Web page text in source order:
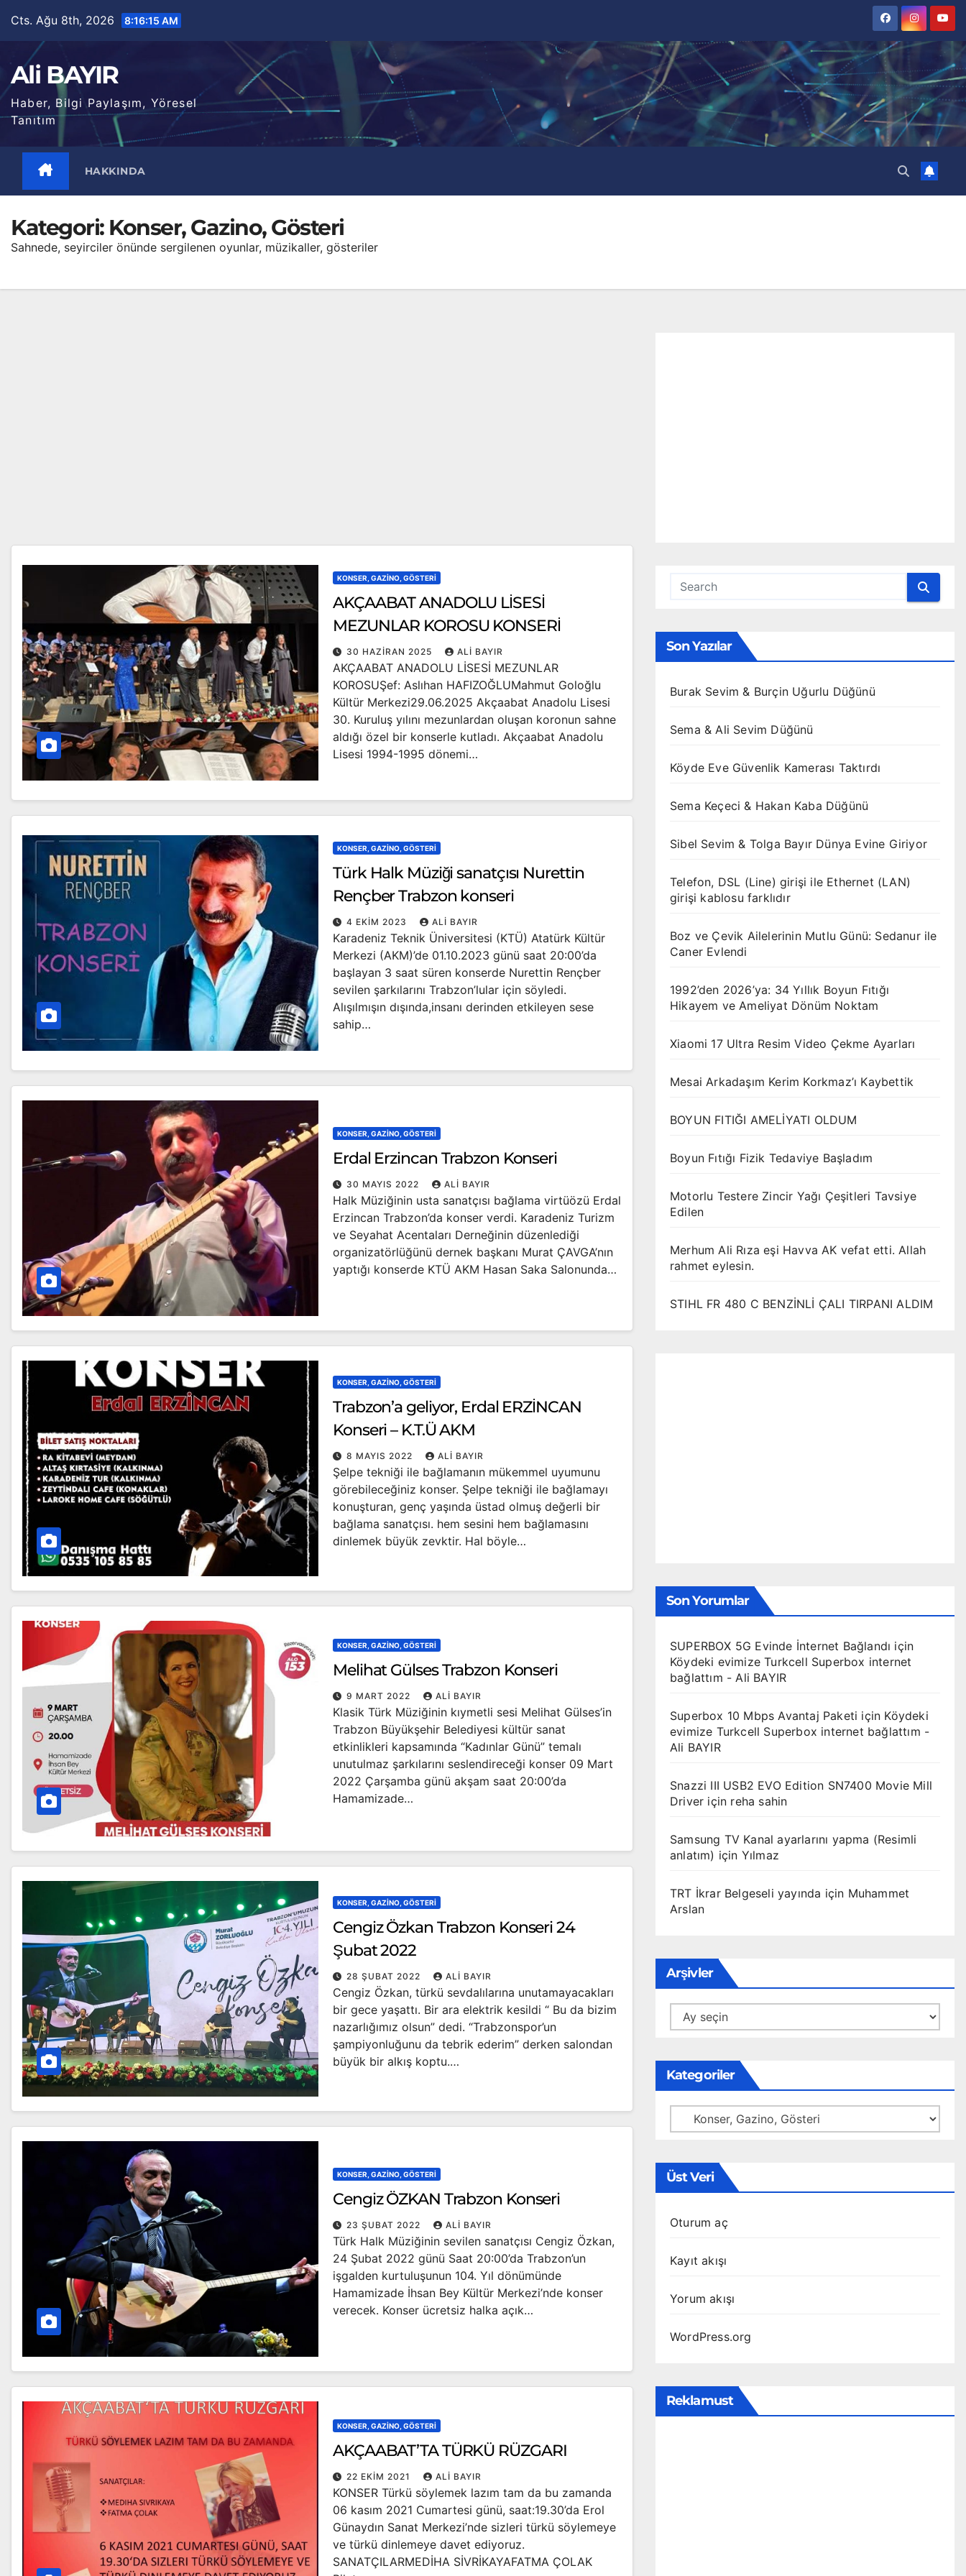
content
Cts. Ağu 8th, 2026 8:16:17 AM
Ali BAYIR
Haber, Bilgi Paylaşım, Yöresel
Tanıtım
HAKKINDA
Kategori: Konser, Gazino, Gösteri
Sahnede, seyirciler önünde sergilenen oyunlar, müzikaller, gösteriler
KONSER, GAZINO, GÖSTERI
AKÇAABAT ANADOLU LİSESİ
MEZUNLAR KOROSU KONSERİ
30 HAZIRAN 2025 ALI BAYIR
AKÇAABAT ANADOLU LİSESİ MEZUNLAR
KOROSUŞef: Aslıhan HAFIZOĞLUMahmut Goloğlu
Kültür Merkezi29.06.2025 Akçaabat Anadolu Lisesi
30. Kuruluş yılını mezunlardan oluşan koronun sahne
aldığı özel bir konserle kutladı. Akçaabat Anadolu
Lisesi 1994-1995 dönemi…
KONSER, GAZINO, GÖSTERI
Türk Halk Müziği sanatçısı Nurettin
Rençber Trabzon konseri
4 EKIM 2023 ALI BAYIR
Karadeniz Teknik Üniversitesi (KTÜ) Atatürk Kültür
Merkezi (AKM)’de 01.10.2023 günü saat 20:00’da
başlayan 3 saat süren konserde Nurettin Rençber
sevilen şarkılarını Trabzon’lular için söyledi.
Alışılmışın dışında,insanı derinden etkileyen sese
sahip…
KONSER, GAZINO, GÖSTERI
Erdal Erzincan Trabzon Konseri
30 MAYIS 2022 ALI BAYIR
Halk Müziğinin usta sanatçısı bağlama virtüözü Erdal
Erzincan Trabzon’da konser verdi. Karadeniz Turizm
ve Seyahat Acentaları Derneğinin düzenlediği
organizatörlüğünü dernek başkanı Murat ÇAVGA’nın
yaptığı konserde KTÜ AKM Hasan Saka Salonunda…
KONSER, GAZINO, GÖSTERI
Trabzon’a geliyor, Erdal ERZİNCAN
Konseri – K.T.Ü AKM
8 MAYIS 2022 ALI BAYIR
Şelpe tekniği ile bağlamanın mükemmel uyumunu
görebileceğiniz konser. Şelpe tekniği ile bağlamayı
konuşturan, genç yaşında üstad olmuş değerli bir
bağlama sanatçısı. hem sesini hem bağlamasını
dinlemek büyük zevktir. Hal böyle…
KONSER, GAZINO, GÖSTERI
Melihat Gülses Trabzon Konseri
9 MART 2022 ALI BAYIR
Klasik Türk Müziğinin kıymetli sesi Melihat Gülses’in
Trabzon Büyükşehir Belediyesi kültür sanat
etkinlikleri kapsamında “Kadınlar Günü” temalı
unutulmaz şarkılarını seslendireceği konser 09 Mart
2022 Çarşamba günü akşam saat 20:00’da
Hamamizade…
KONSER, GAZINO, GÖSTERI
Cengiz Özkan Trabzon Konseri 24
Şubat 2022
28 ŞUBAT 2022 ALI BAYIR
Cengiz Özkan, türkü sevdalılarına unutamayacakları
bir gece yaşattı. Bir ara elektrik kesildi “ Bu da bizim
nazarlığımız olsun” dedi. “Trabzonspor’un
şampiyonluğunu da tebrik ederim” derken salondan
büyük bir alkış koptu.…
KONSER, GAZINO, GÖSTERI
Cengiz ÖZKAN Trabzon Konseri
23 ŞUBAT 2022 ALI BAYIR
Türk Halk Müziğinin sevilen sanatçısı Cengiz Özkan,
24 Şubat 2022 günü Saat 20:00’da Trabzon’un
işgalden kurtuluşunun 104. Yıl dönümünde
Hamamizade İhsan Bey Kültür Merkezi’nde konser
verecek. Konser ücretsiz halka açık…
KONSER, GAZINO, GÖSTERI
AKÇAABAT’TA TÜRKÜ RÜZGARI
22 EKIM 2021 ALI BAYIR
KONSER Türkü söylemek lazım tam da bu zamanda
06 kasım 2021 Cumartesi günü, saat:19.30’da Erol
Günaydın Sanat Merkezi’nde sizleri türkü söylemeye
ve türkü dinlemeye davet ediyoruz.
SANATÇILARMEDİHA SİVRİKAYAFATMA ÇOLAK
Son Yazılar
Burak Sevim & Burçin Uğurlu Düğünü
Sema & Ali Sevim Düğünü
Köyde Eve Güvenlik Kamerası Taktırdı
Sema Keçeci & Hakan Kaba Düğünü
Sibel Sevim & Tolga Bayır Dünya Evine Giriyor
Telefon, DSL (Line) girişi ile Ethernet (LAN)
girişi kablosu farklıdır
Boz ve Çevik Ailelerinin Mutlu Günü: Sedanur ile
Caner Evlendi
1992’den 2026’ya: 34 Yıllık Boyun Fıtığı
Hikayem ve Ameliyat Dönüm Noktam
Xiaomi 17 Ultra Resim Video Çekme Ayarları
Mesai Arkadaşım Kerim Korkmaz’ı Kaybettik
BOYUN FITIĞI AMELİYATI OLDUM
Boyun Fıtığı Fizik Tedaviye Başladım
Motorlu Testere Zincir Yağı Çeşitleri Tavsiye
Edilen
Merhum Ali Rıza eşi Havva AK vefat etti. Allah
rahmet eylesin.
STIHL FR 480 C BENZİNLİ ÇALI TIRPANI ALDIM
Son Yorumlar
SUPERBOX 5G Evinde İnternet Bağlandı için
Köydeki evimize Turkcell Superbox internet
bağlattım - Ali BAYIR
Superbox 10 Mbps Avantaj Paketi için Köydeki
evimize Turkcell Superbox internet bağlattım -
Ali BAYIR
Snazzi III USB2 EVO Edition SN7400 Movie Mill
Driver için reha sahin
Samsung TV Kanal ayarlarını yapma (Resimli
anlatım) için Yılmaz
TRT İkrar Belgeseli yayında için Muhammet
Arslan
Arşivler
Arşivler
Kategoriler
Kategoriler
Üst Veri
Oturum aç
Kayıt akışı
Yorum akışı
WordPress.org
Reklamust